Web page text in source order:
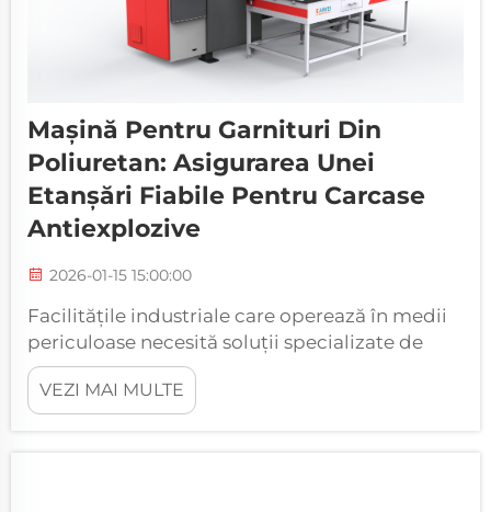
Mașină Pentru Garnituri Din
Poliuretan: Asigurarea Unei
Etanșări Fiabile Pentru Carcase
Antiexplozive
2026-01-15 15:00:00
Facilitățile industriale care operează în medii
periculoase necesită soluții specializate de
etanșare pentru a preveni defectele
catastrofale și a asigura siguranța personalului.
O mașină Kaiwei pentru garnituri din
VEZI MAI MULTE